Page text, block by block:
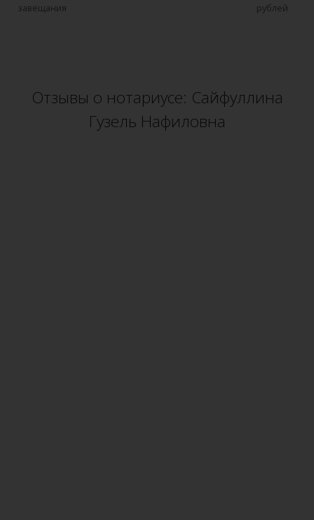
завещания
рублей
Отзывы о нотариусе: Сайфуллина
Гузель Нафиловна